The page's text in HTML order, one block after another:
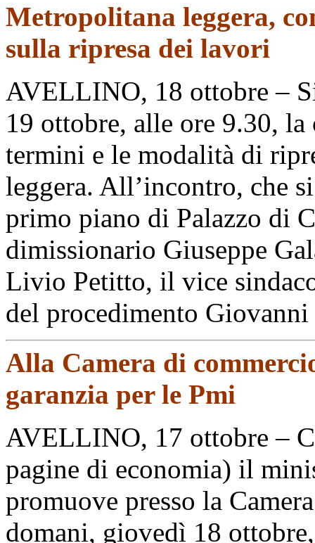
Metropolitana leggera,
sulla ripresa dei lavori
AVELLINO, 18 ottobre –
19 ottobre, alle ore 9.30,
termini e le modalità di
leggera. All’incontro, che
primo piano di Palazzo di
dimissionario Giuseppe
Livio Petitto, il vice
del procedimento
Alla Camera di
garanzia per le Pmi
AVELLINO, 17 ottobre –
pagine di economia) il
promuove presso la
domani, giovedì 18